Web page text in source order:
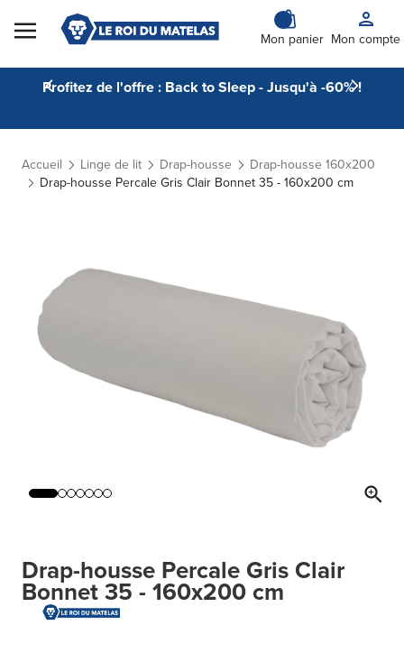
Skip to Content
Mon panier Mon compte
Profitez de l'offre : Back to Sleep - Jusqu'à -60% !
Accueil Linge de lit Drap-housse
Drap-housse 160x200
Drap-housse Percale Gris Clair Bonnet 35 - 160x200 cm
Drap-housse Percale Gris Clair
Bonnet 35 - 160x200 cm